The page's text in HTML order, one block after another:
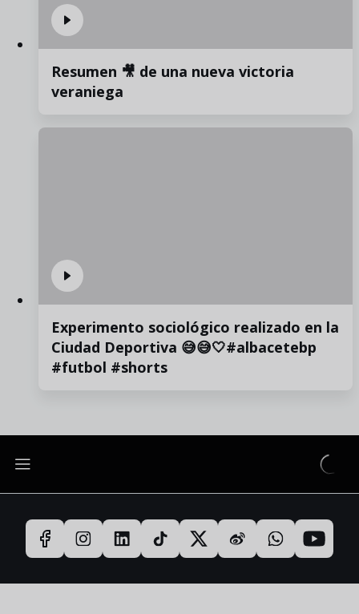
Resumen 🎥 de una nueva victoria
veraniega
Experimento sociológico realizado en la
Ciudad Deportiva 😅😅🤍#albacetebp
#futbol #shorts